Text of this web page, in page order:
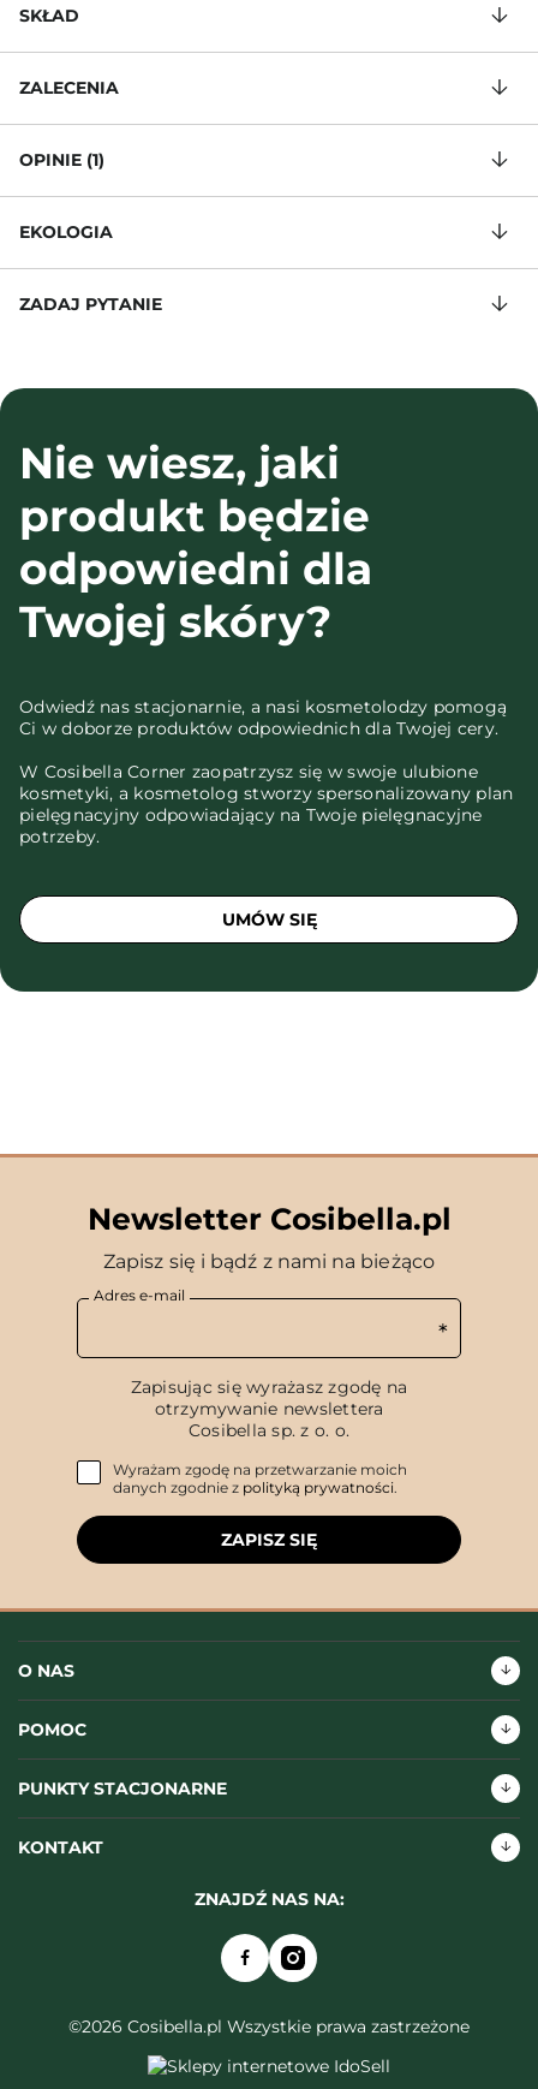
SKŁAD
ZALECENIA
OPINIE (1)
EKOLOGIA
ZADAJ PYTANIE
Nie wiesz, jaki
produkt będzie
odpowiedni dla
Twojej skóry?
Odwiedź nas stacjonarnie, a nasi kosmetolodzy pomogą
Ci w doborze produktów odpowiednich dla Twojej cery.
W Cosibella Corner zaopatrzysz się w swoje ulubione
kosmetyki, a kosmetolog stworzy spersonalizowany plan
pielęgnacyjny odpowiadający na Twoje pielęgnacyjne
potrzeby.
UMÓW SIĘ
Newsletter Cosibella.pl
Zapisz się i bądź z nami na bieżąco
Adres e-mail
Zapisując się wyrażasz zgodę na
otrzymywanie newslettera
Cosibella sp. z o. o.
Wyrażam zgodę na przetwarzanie moich
danych zgodnie z polityką prywatności.
ZAPISZ SIĘ
O NAS
POMOC
PUNKTY STACJONARNE
KONTAKT
ZNAJDŹ NAS NA:
©2026 Cosibella.pl Wszystkie prawa zastrzeżone